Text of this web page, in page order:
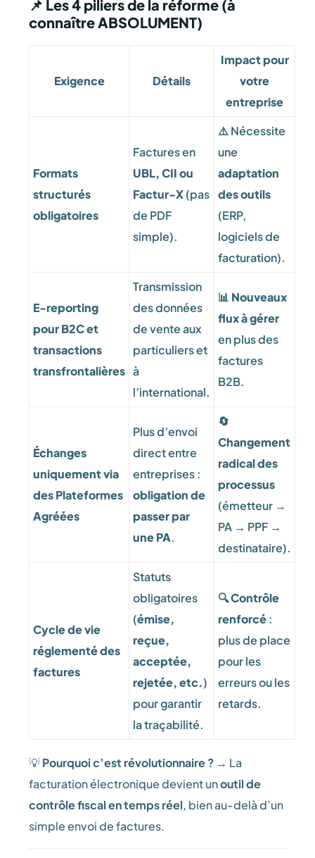
📌 Les 4 piliers de la réforme (à
connaître ABSOLUMENT)
Exigence Détails
Impact pour
votre
entreprise
Formats
structurés
obligatoires
Factures en
UBL, CII ou
Factur-X(pas
de PDF
simple).
⚠️ Nécessite
une
adaptation
des outils
(ERP,
logiciels de
facturation).
E-reporting
pour B2C et
transactions
transfrontalières
Transmission
des données
de vente aux
particuliers et
à
l’international.
📊 Nouveaux
flux à gérer
en plus des
factures
B2B.
Échanges
uniquement via
des Plateformes
Agréées
Plus d’envoi
direct entre
entreprises :
obligation de
passer par
une PA.
🔄
Changement
radical des
processus
(émetteur →
PA → PPF →
destinataire).
Cycle de vie
réglementé des
factures
Statuts
obligatoires
(émise,
reçue,
acceptée,
rejetée, etc.)
pour garantir
la traçabilité.
🔍Contrôle
renforcé:
plus de place
pour les
erreurs ou les
retards.
💡Pourquoi c’est révolutionnaire ? → La
facturation électronique devient unoutil de
contrôle fiscal en temps réel, bien au-delà d’un
simple envoi de factures.